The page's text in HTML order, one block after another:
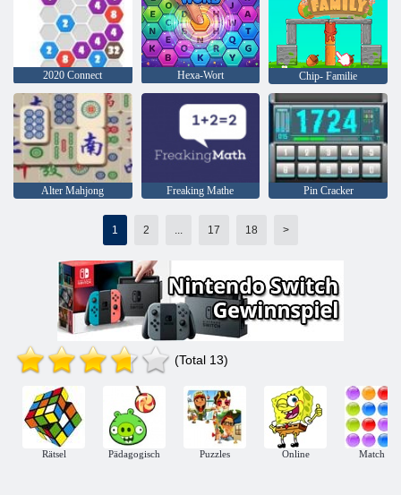
2020 Connect Hexa-Wort Chip- Familie
Alter Mahjong Freaking Mathe Pin Cracker
1 2 17 18 >
(Total 13)
Rätsel Pädagogisch Puzzles Online Match 3